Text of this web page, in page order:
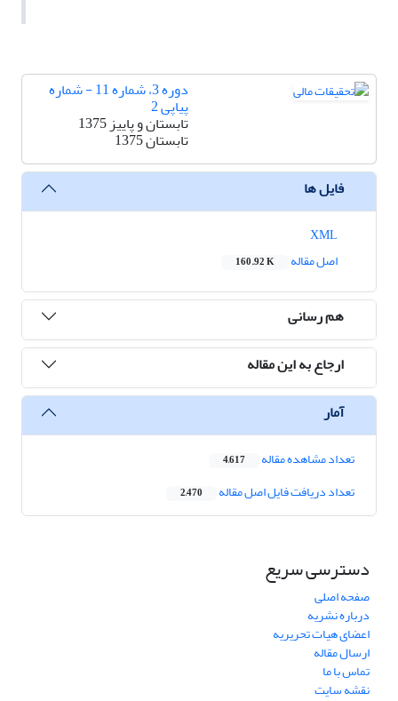
دوره 3، شماره 11 - شماره
پیاپی 2
تابستان و پاییز 1375
تابستان 1375
فایل ها
اصل مقاله
160.92 K
هم رسانی
ارجاع به این مقاله
آمار
تعداد مشاهده مقاله 4,617
تعداد دریافت فایل اصل مقاله 2,470
دسترسی سریع
صفحه اصلی
درباره نشریه
اعضای هیات تحریریه
ارسال مقاله
تماس با ما
نقشه سایت